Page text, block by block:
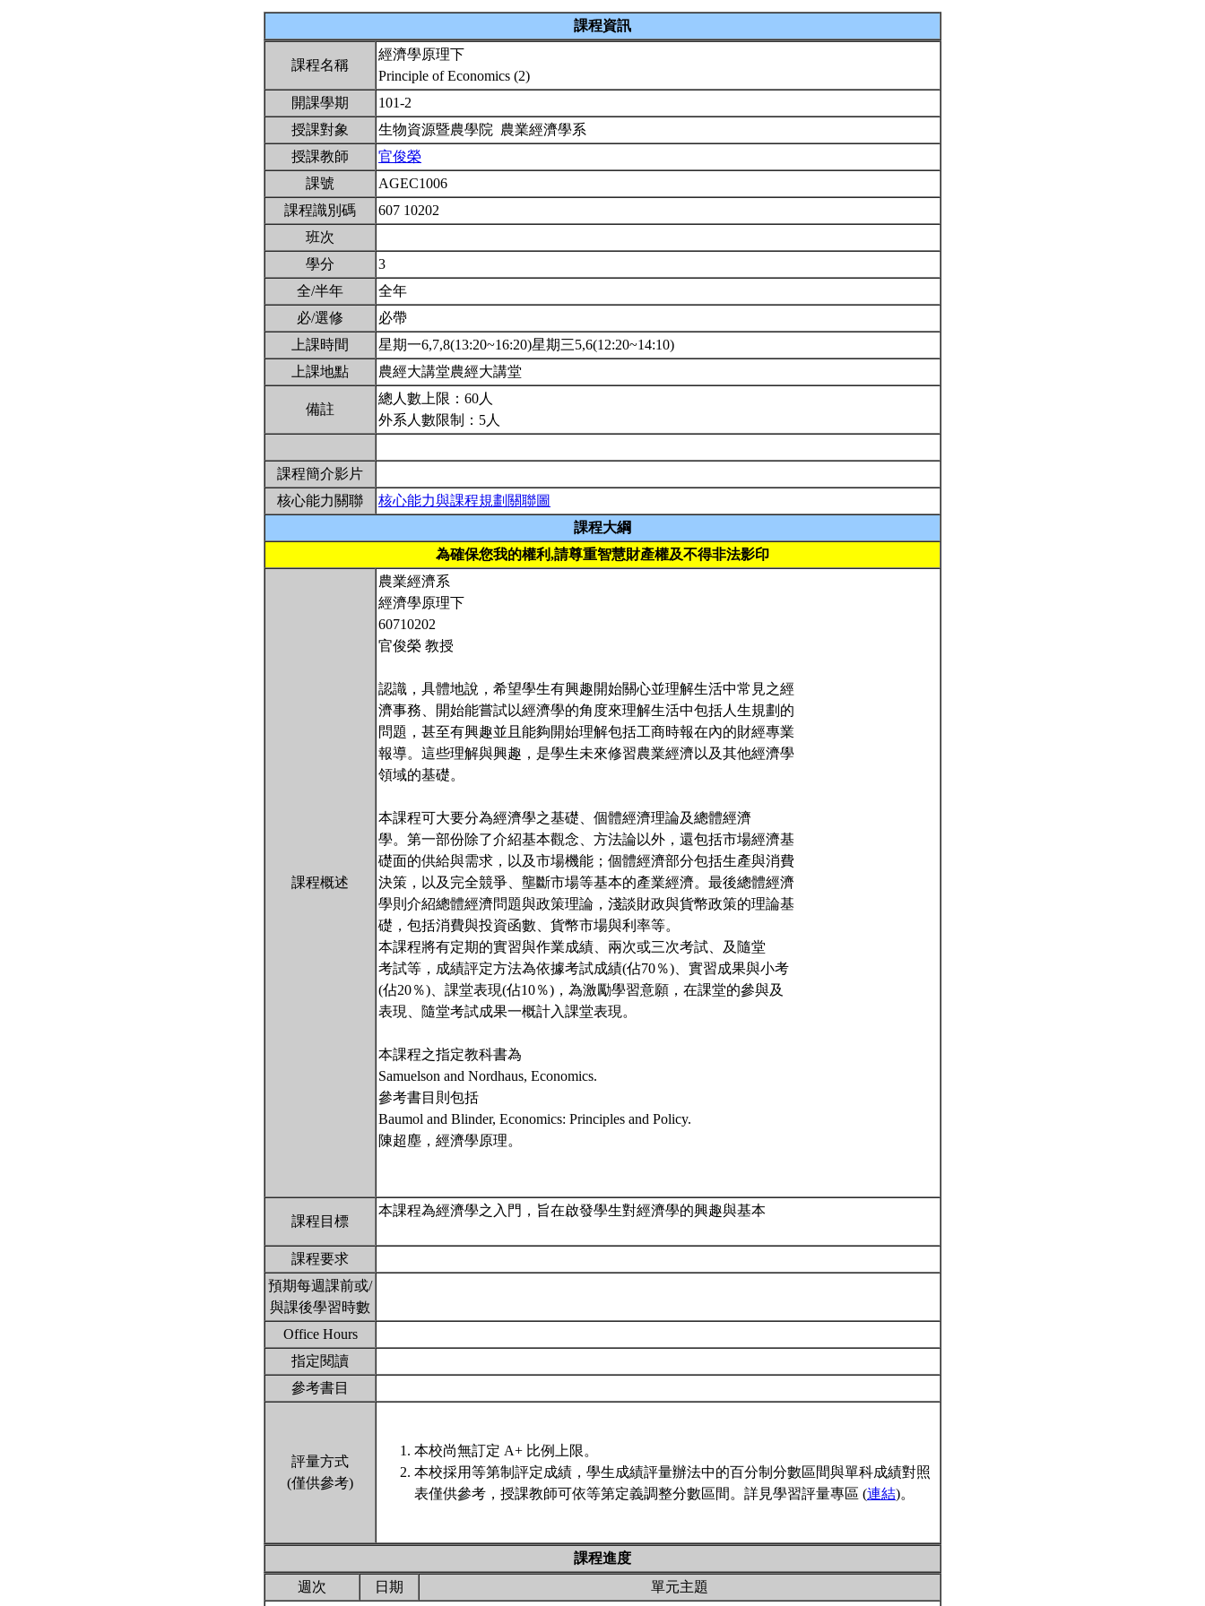
課程資訊
課程名稱
經濟學原理下
Principle of Economics (2)
開課學期
101-2
授課對象
生物資源暨農學院 農業經濟學系
授課教師
官俊榮
課號
AGEC1006
課程識別碼
607 10202
班次
學分
3
全/半年
全年
必/選修
必帶
上課時間
星期一6,7,8(13:20~16:20)星期三5,6(12:20~14:10)
上課地點
農經大講堂農經大講堂
備註
總人數上限：60人
外系人數限制：5人
課程簡介影片
核心能力關聯
核心能力與課程規劃關聯圖
課程大綱
為確保您我的權利,請尊重智慧財產權及不得非法影印
課程概述
農業經濟系
經濟學原理下
60710202
官俊榮 教授
認識，具體地說，希望學生有興趣開始關心並理解生活中常見之經
濟事務、開始能嘗試以經濟學的角度來理解生活中包括人生規劃的
問題，甚至有興趣並且能夠開始理解包括工商時報在內的財經專業
報導。這些理解與興趣，是學生未來修習農業經濟以及其他經濟學
領域的基礎。
本課程可大要分為經濟學之基礎、個體經濟理論及總體經濟
學。第一部份除了介紹基本觀念、方法論以外，還包括市場經濟基
礎面的供給與需求，以及市場機能；個體經濟部分包括生產與消費
決策，以及完全競爭、壟斷市場等基本的產業經濟。最後總體經濟
學則介紹總體經濟問題與政策理論，淺談財政與貨幣政策的理論基
礎，包括消費與投資函數、貨幣市場與利率等。
本課程將有定期的實習與作業成績、兩次或三次考試、及隨堂
考試等，成績評定方法為依據考試成績(佔70％)、實習成果與小考
(佔20％)、課堂表現(佔10％)，為激勵學習意願，在課堂的參與及
表現、隨堂考試成果一概計入課堂表現。
本課程之指定教科書為
Samuelson and Nordhaus, Economics.
參考書目則包括
Baumol and Blinder, Economics: Principles and Policy.
陳超塵，經濟學原理。
課程目標
本課程為經濟學之入門，旨在啟發學生對經濟學的興趣與基本
課程要求
預期每週課前或/
與課後學習時數
Office Hours
指定閱讀
參考書目
評量方式
(僅供參考)
本校尚無訂定 A+ 比例上限。
本校採用等第制評定成績，學生成績評量辦法中的百分制分數區間與單科成績對照
表僅供參考，授課教師可依等第定義調整分數區間。詳見學習評量專區 (連結)。
課程進度
週次
日期 單元主題